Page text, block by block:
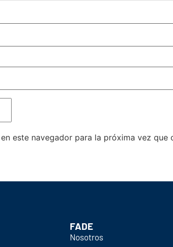
este navegador para la próxima vez que
FADE
Nosotros